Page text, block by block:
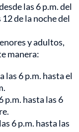
las 6 p.m. del
de la noche del
y adultos,
manera:
las 6 p.m. hasta el
p.m. hasta las 6
6 p.m. hasta las